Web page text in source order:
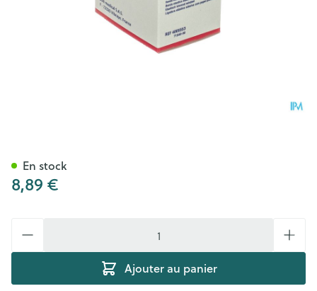
8,89 €
Ajouter au panier
En stock